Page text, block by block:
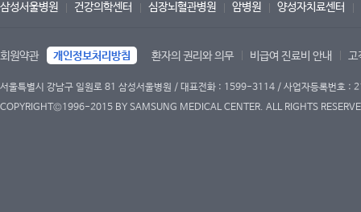
삼성서울병원 건강의학센터 심장뇌혈관병원 암병원 양성자치료센터
회원약관 개인정보처리방침 환자의 권리와 의무 비급여 진료비 안내 고
서울특별시 강남구 일원로 81 삼성서울병원 / 대표전화 : 1599-3114 / 사업자등록번호
COPYRIGHT©1996-2015 BY SAMSUNG MEDICAL CENTER. ALL RIGHTS